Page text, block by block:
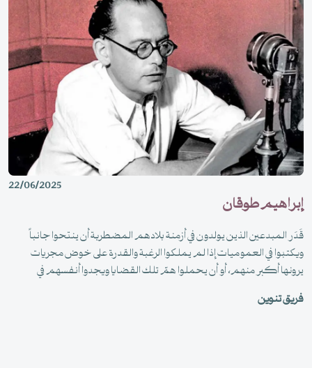
22/06/2025
إبراهيم طوقان
قَدَر المبدعين الذين يولدون في أزمنة بلادهم المضطربة أن ينتحوا جانباً
ويكتبوا في العموميات إذا لم يملكوا الرغبة والقدرة على خوض مجريات
يرونها أكبر منهم، أو أن يحملوا همّ تلك القضايا ويجدوا أنفسهم في
خضم الأحداث مستغلين إبداعهم للتأريخ والتوثيق وإشعال الهمم وفضح
المتورطين.
فريق تنوين